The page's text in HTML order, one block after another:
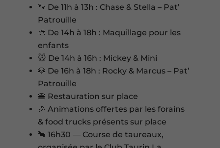
🐾 De 11h à 13h : Chase & Stella – Pat’
Patrouille
🎨 De 14h à 18h : Maquillage pour les
enfants
🐭 De 14h à 16h : Mickey & Mini
🐶 De 16h à 18h : Rocky & Marcus – Pat’
Patrouille
🍔 Restauration sur place
🎉 Animations offertes par les forains
& food trucks présents sur place
🐂 16h30 — Course de taureaux,